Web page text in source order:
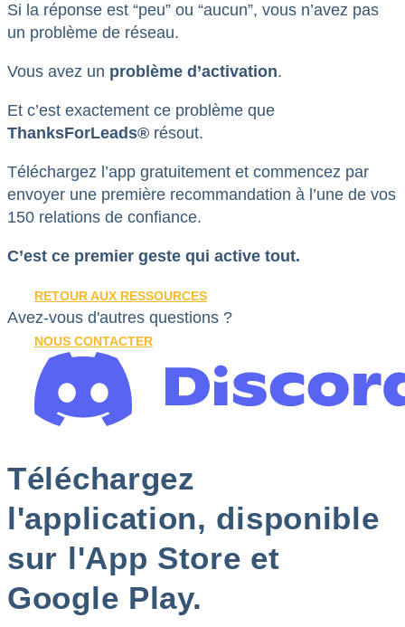
Si la réponse est “peu” ou “aucun”, vous n’avez pas
un problème de réseau.
Vous avez un problème d’activation.
Et c’est exactement ce problème que
ThanksForLeads® résout.
Téléchargez l’app gratuitement et commencez par
envoyer une première recommandation à l’une de vos
150 relations de confiance.
C’est ce premier geste qui active tout.
RETOUR AUX RESSOURCES
Avez-vous d'autres questions ?
NOUS CONTACTER
Téléchargez
l'application, disponible
sur l'App Store et
Google Play.